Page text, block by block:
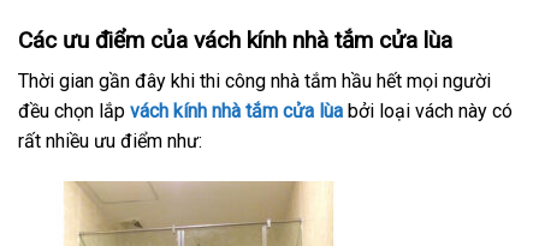
Các ưu điểm của vách kính nhà tắm cửa lùa
Thời gian gần đây khi thi công nhà tắm hầu hết mọi người
đều chọn lắp vách kính nhà tắm cửa lùa bởi loại vách này có
rất nhiều ưu điểm như: